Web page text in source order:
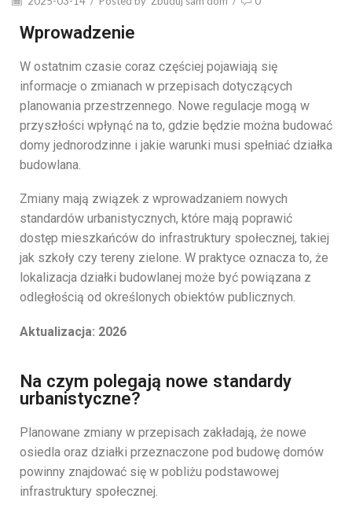
Wprowadzenie
W ostatnim czasie coraz częściej pojawiają się
informacje o zmianach w przepisach dotyczących
planowania przestrzennego. Nowe regulacje mogą w
przyszłości wpłynąć na to, gdzie będzie można budować
domy jednorodzinne i jakie warunki musi spełniać działka
budowlana.
Zmiany mają związek z wprowadzaniem nowych
standardów urbanistycznych, które mają poprawić
dostęp mieszkańców do infrastruktury społecznej, takiej
jak szkoły czy tereny zielone. W praktyce oznacza to, że
lokalizacja działki budowlanej może być powiązana z
odległością od określonych obiektów publicznych.
Aktualizacja: 2026
Na czym polegają nowe standardy
urbanistyczne?
Planowane zmiany w przepisach zakładają, że nowe
osiedla oraz działki przeznaczone pod budowę domów
powinny znajdować się w pobliżu podstawowej
infrastruktury społecznej.